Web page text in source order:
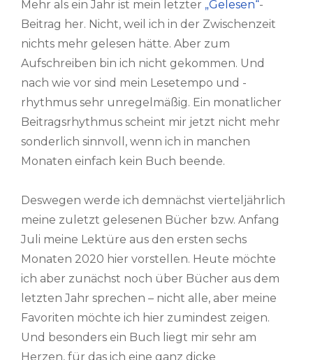
Mehr als ein Jahr ist mein letzter „Gelesen“-
Beitrag her. Nicht, weil ich in der Zwischenzeit
nichts mehr gelesen hätte. Aber zum
Aufschreiben bin ich nicht gekommen. Und
nach wie vor sind mein Lesetempo und -
rhythmus sehr unregelmäßig. Ein monatlicher
Beitragsrhythmus scheint mir jetzt nicht mehr
sonderlich sinnvoll, wenn ich in manchen
Monaten einfach kein Buch beende.
Deswegen werde ich demnächst vierteljährlich
meine zuletzt gelesenen Bücher bzw. Anfang
Juli meine Lektüre aus den ersten sechs
Monaten 2020 hier vorstellen. Heute möchte
ich aber zunächst noch über Bücher aus dem
letzten Jahr sprechen – nicht alle, aber meine
Favoriten möchte ich hier zumindest zeigen.
Und besonders ein Buch liegt mir sehr am
Herzen, für das ich eine ganz dicke